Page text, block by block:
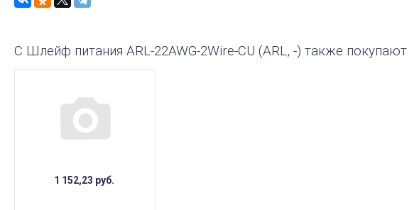
С Шлейф питания ARL-22AWG-2Wire-CU (ARL, -) также покупают
1 152,23 руб.